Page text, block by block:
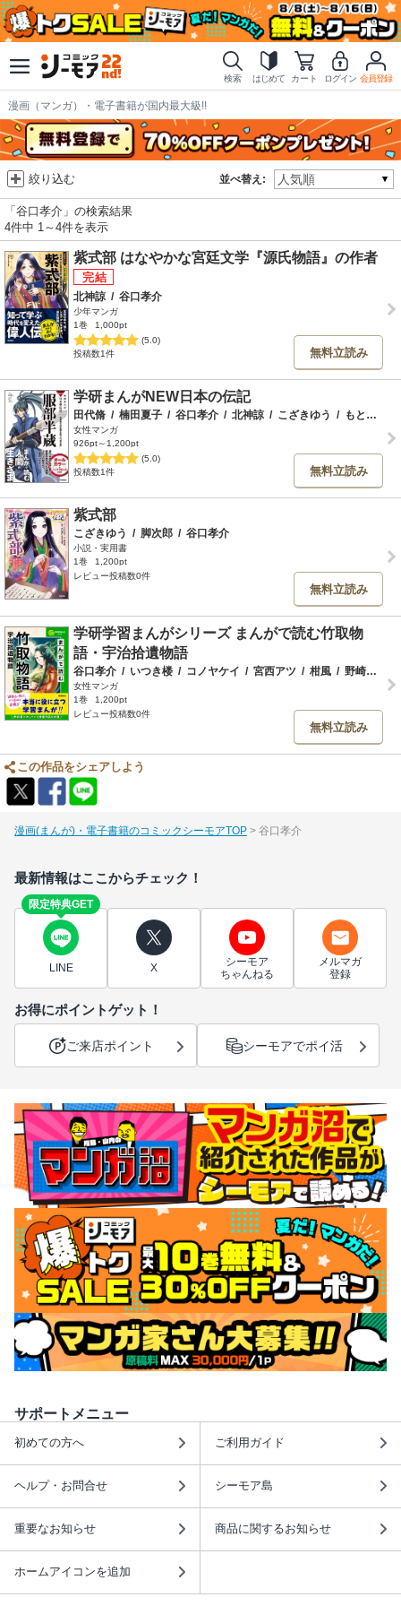
検索 はじめて カート ログイン 会員登録
漫画（マンガ）・電子書籍が国内最大級!!
並べ替え:
絞り込む
「谷口孝介」の検索結果
4件中 1～4件を表示
紫式部 はなやかな宮廷文学『源氏物語』の作者
北神諒 / 谷口孝介
少年マンガ
1巻
1,000pt
(5.0)
投稿数1件
無料立読み
学研まんがNEW日本の伝記
田代脩 / 楠田夏子 / 谷口孝介 / 北神諒 / こざきゆう / もとむらえり
女性マンガ
926pt～1,200pt
(5.0)
投稿数1件
無料立読み
紫式部
こざきゆう / 脚次郎 / 谷口孝介
小説・実用書
1巻
1,200pt
レビュー投稿数0件
無料立読み
学研学習まんがシリーズ まんがで読む竹取物
語・宇治拾遺物語
谷口孝介 / いつき楼 / コノヤケイ / 宮西アツ / 柑風 / 野崎つばた
女性マンガ
1巻
1,200pt
レビュー投稿数0件
無料立読み
この作品をシェアしよう
漫画(まんが)・電子書籍のコミックシーモアTOP 谷口孝介
最新情報はここからチェック！
限定特典GET
LINE X
シーモア
ちゃんねる
メルマガ
登録
お得にポイントゲット！
ご来店ポイント シーモアでポイ活
サポートメニュー
初めての方へ ご利用ガイド
ヘルプ・お問合せ シーモア島
重要なお知らせ 商品に関するお知らせ
ホームアイコンを追加